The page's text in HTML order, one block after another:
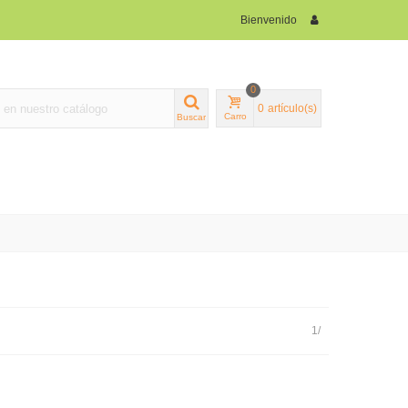
Bienvenido
Buscar Carro
0
0 artículo(s)
1/